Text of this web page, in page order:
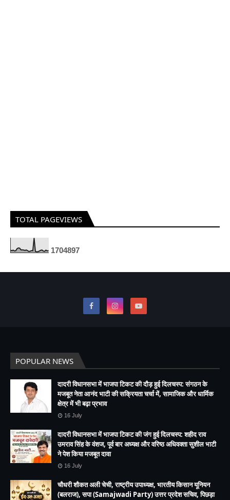
TOTAL PAGEVIEWS
1704897
POPULAR NEWS
दादरी विधानसभा में भाजपा टिकट की दौड़ हुई दिलचस्प: संगठन के
मजबूत नेता आनंद भाटी की सक्रियता चर्चा में, सामाजिक और धार्मिक
क्षेत्र में भी बढ़ा प्रभाव
16 July
दादरी विधानसभा में भाजपा टिकट की जंग हुई दिलचस्प: शहीद राव
उमराव सिंह के वंशज, पूर्व बार अध्यक्ष और वरिष्ठ अधिवक्ता सुशील भाटी
ने पेश किया मजबूत दावा
16 July
चौधरी शौकत अली चेची, राष्ट्रीय उपाध्यक्ष, भारतीय किसान यूनियन
(बलराज), सपा (Samajwadi Party) उत्तर प्रदेश सचिव, पिछड़ा